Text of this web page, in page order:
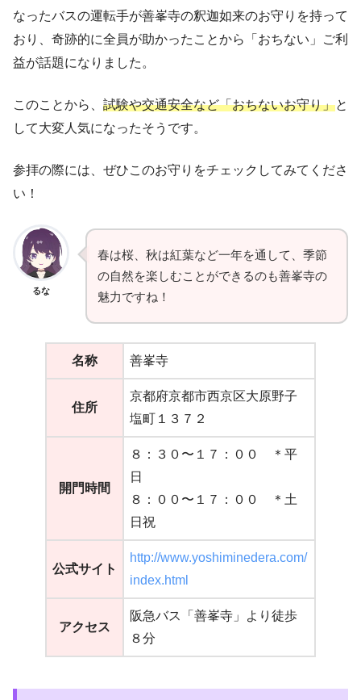
なったバスの運転手が善峯寺の釈迦如来のお守りを持って
おり、奇跡的に全員が助かったことから「おちない」ご利
益が話題になりました。
このことから、 試験や交通安全など「おちないお守り」と
して大変人気になったそうです。
参拝の際には、ぜひこのお守りをチェックしてみてくださ
い！
るな
春は桜、秋は紅葉など一年を通して、季節
の自然を楽しむことができるのも善峯寺の
魅力ですね！
名称 善峯寺
住所
京都府京都市西京区大原野子
塩町１３７２
開門時間
８：３０〜１７：００ ＊平
日
８：００〜１７：００ ＊土
日祝
公式サイト
http://www.yoshiminedera.com/
index.html
アクセス
阪急バス「善峯寺」より徒歩
８分